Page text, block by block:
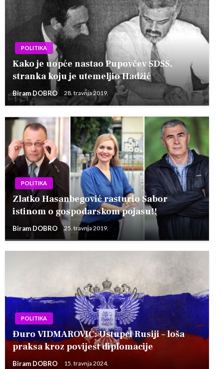
POLITIKA
Kako je uopće nastao Pupovčev SDSS,
stranka koju je utemeljio Hadžić
Biram DOBRO 28. travnja 2019.
POLITIKA
Zlatko Hasanbegović rasturio Sabor
istinom o gospodarskom pojasu!!
Biram DOBRO 25. travnja 2019.
POLITIKA
Đuro VIDMAROVIĆ: Ustupci Rusiji – loša
praksa kroz povijest diplomacije
Biram DOBRO 15. travnja 2024.